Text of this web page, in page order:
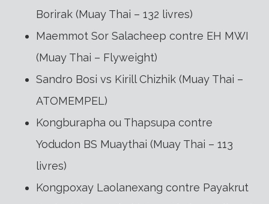
Borirak (Muay Thai – 132 livres)
Maemmot Sor Salacheep contre EH MWI
(Muay Thai – Flyweight)
Sandro Bosi vs Kirill Chizhik (Muay Thai –
ATOMEMPEL)
Kongburapha ou Thapsupa contre
Yodudon BS Muaythai (Muay Thai – 113
livres)
Kongpoxay Laolanexang contre Payakrut